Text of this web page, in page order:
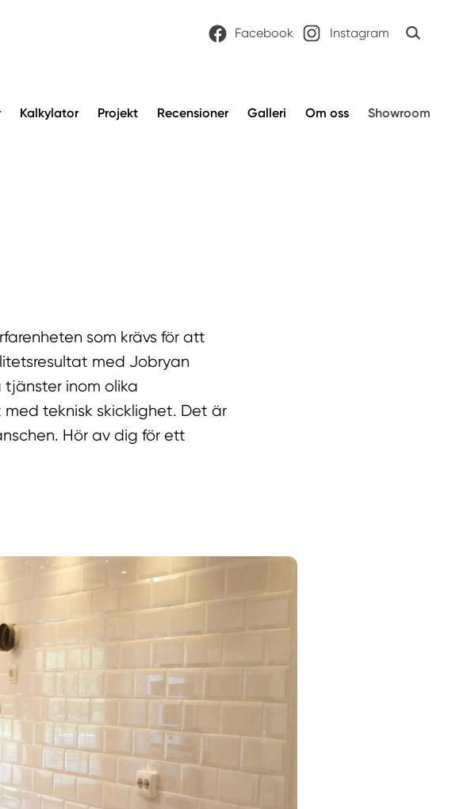
Facebook Instagram
Kalkylator Projekt Recensioner Galleri Om oss Showroom
som krävs för att
med Jobryan
tjänster inom olika
teknisk skicklighet. Det är
Hör av dig för ett